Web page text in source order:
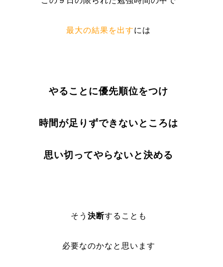
最大の結果を出すには
やることに優先順位をつけ
時間が足りずできないところは
思い切ってやらないと決める
そう 決断することも
必要なのかなと思います